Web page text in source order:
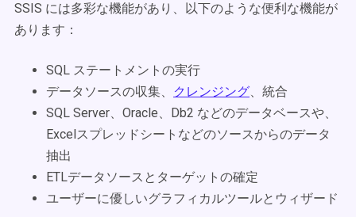
SSIS には多彩な機能があり、以下のような便利な機能が
あります：
SQL ステートメントの実行
データソースの収集、
クレンジング、統合
SQL Server、Oracle、Db2 などのデータベースや、
Excelスプレッドシートなどのソースからのデータ
抽出
ETLデータソースとターゲットの確定
ユーザーに優しいグラフィカルツールとウィザード